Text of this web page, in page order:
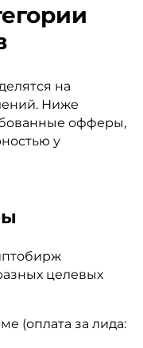
на
Ниже
офферы,
у
целевых
(оплата за лида: